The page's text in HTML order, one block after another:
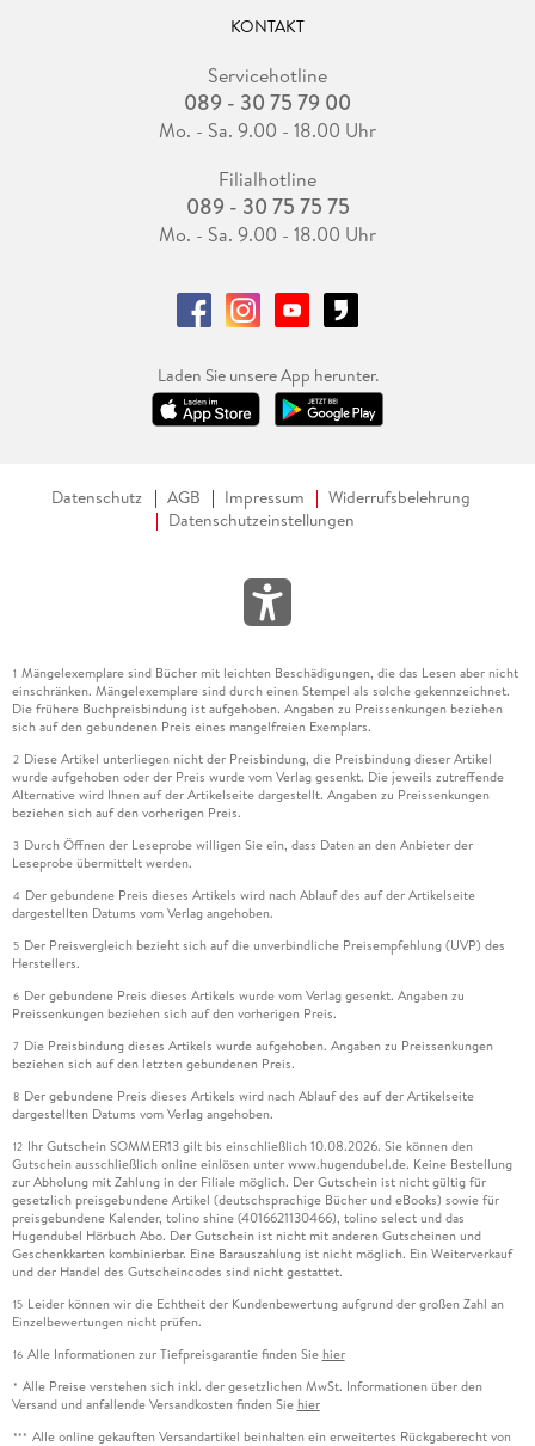
KONTAKT
Servicehotline
089 - 30 75 79 00
Mo. - Sa. 9.00 - 18.00 Uhr
Filialhotline
089 - 30 75 75 75
Mo. - Sa. 9.00 - 18.00 Uhr
Laden Sie unsere App herunter.
Datenschutz AGB Impressum
Widerrufsbelehrung
Datenschutzeinstellungen
1 Mängelexemplare sind Bücher mit leichten Beschädigungen, die das Lesen aber nicht
einschränken. Mängelexemplare sind durch einen Stempel als solche gekennzeichnet.
Die frühere Buchpreisbindung ist aufgehoben. Angaben zu Preissenkungen beziehen
sich auf den gebundenen Preis eines mangelfreien Exemplars.
2 Diese Artikel unterliegen nicht der Preisbindung, die Preisbindung dieser Artikel
wurde aufgehoben oder der Preis wurde vom Verlag gesenkt. Die jeweils zutreffende
Alternative wird Ihnen auf der Artikelseite dargestellt. Angaben zu Preissenkungen
beziehen sich auf den vorherigen Preis.
3 Durch Öffnen der Leseprobe willigen Sie ein, dass Daten an den Anbieter der
Leseprobe übermittelt werden.
4 Der gebundene Preis dieses Artikels wird nach Ablauf des auf der Artikelseite
dargestellten Datums vom Verlag angehoben.
5 Der Preisvergleich bezieht sich auf die unverbindliche Preisempfehlung (UVP) des
Herstellers.
6 Der gebundene Preis dieses Artikels wurde vom Verlag gesenkt. Angaben zu
Preissenkungen beziehen sich auf den vorherigen Preis.
7 Die Preisbindung dieses Artikels wurde aufgehoben. Angaben zu Preissenkungen
beziehen sich auf den letzten gebundenen Preis.
8 Der gebundene Preis dieses Artikels wird nach Ablauf des auf der Artikelseite
dargestellten Datums vom Verlag angehoben.
12 Ihr Gutschein SOMMER13 gilt bis einschließlich 10.08.2026. Sie können den
Gutschein ausschließlich online einlösen unter www.hugendubel.de. Keine Bestellung
zur Abholung mit Zahlung in der Filiale möglich. Der Gutschein ist nicht gültig für
gesetzlich preisgebundene Artikel (deutschsprachige Bücher und eBooks) sowie für
preisgebundene Kalender, tolino shine (4016621130466), tolino select und das
Hugendubel Hörbuch Abo. Der Gutschein ist nicht mit anderen Gutscheinen und
Geschenkkarten kombinierbar. Eine Barauszahlung ist nicht möglich. Ein Weiterverkauf
und der Handel des Gutscheincodes sind nicht gestattet.
15 Leider können wir die Echtheit der Kundenbewertung aufgrund der großen Zahl an
Einzelbewertungen nicht prüfen.
16 Alle Informationen zur Tiefpreisgarantie finden Sie hier
* Alle Preise verstehen sich inkl. der gesetzlichen MwSt. Informationen über den
Versand und anfallende Versandkosten finden Sie hier
*** Alle online gekauften Versandartikel beinhalten ein erweitertes Rückgaberecht von